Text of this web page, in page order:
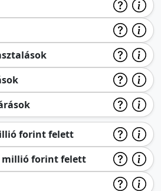
forint felett
millió forint felett